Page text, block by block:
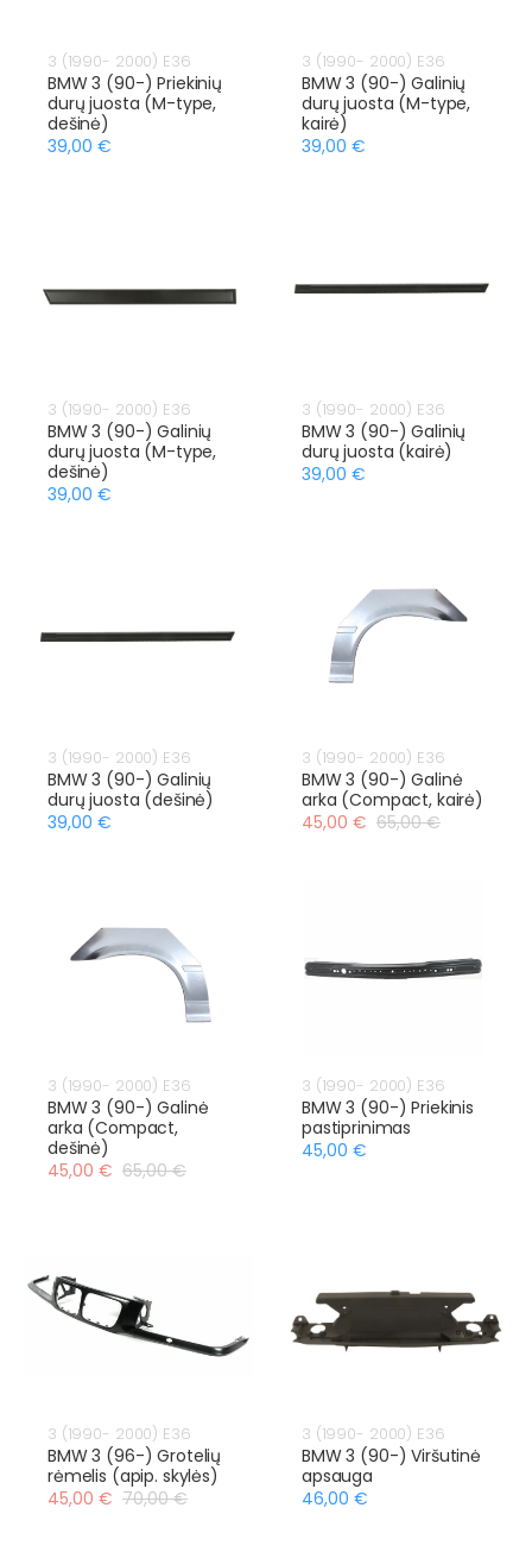
3 (1990- 2000) E36
BMW 3 (90-) Priekinių
durų juosta (M-type,
dešinė)
39,00 €
3 (1990- 2000) E36
BMW 3 (90-) Galinių
durų juosta (M-type,
kairė)
39,00 €
3 (1990- 2000) E36
BMW 3 (90-) Galinių
durų juosta (M-type,
dešinė)
39,00 €
3 (1990- 2000) E36
BMW 3 (90-) Galinių
durų juosta (kairė)
39,00 €
3 (1990- 2000) E36
BMW 3 (90-) Galinių
durų juosta (dešinė)
39,00 €
3 (1990- 2000) E36
BMW 3 (90-) Galinė
arka (Compact, kairė)
45,00 € 65,00 €
3 (1990- 2000) E36
BMW 3 (90-) Galinė
arka (Compact,
dešinė)
45,00 € 65,00 €
3 (1990- 2000) E36
BMW 3 (90-) Priekinis
pastiprinimas
45,00 €
3 (1990- 2000) E36
BMW 3 (96-) Grotelių
rėmelis (apip. skylės)
45,00 € 70,00 €
3 (1990- 2000) E36
BMW 3 (90-) Viršutinė
apsauga
46,00 €